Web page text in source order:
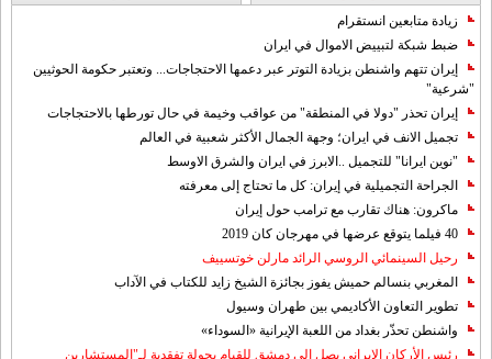
زيادة متابعين انستقرام
ضبط شبكة لتبييض الاموال في ايران
إيران تتهم واشنطن بزيادة التوتر عبر دعمها الاحتجاجات... وتعتبر حكومة الحوثيين
"شرعية"
إيران تحذر "دولا في المنطقة" من عواقب وخيمة في حال تورطها بالاحتجاجات
تجميل الانف في ايران؛ وجهة الجمال الأكثر شعبية في العالم
"نوين ايرانا" للتجميل ..الابرز في ايران والشرق الاوسط
الجراحة التجميلية في إيران: كل ما تحتاج إلى معرفته
ماكرون: هناك تقارب مع ترامب حول إيران
40 فيلما يتوقع عرضها في مهرجان كان 2019
رحيل السينمائي الروسي الرائد مارلن خوتسييف
المغربي بنسالم حميش يفوز بجائزة الشيخ زايد للكتاب في الآداب
تطوير التعاون الأكاديمي بين طهران وسيول
واشنطن تحذّر بغداد من اللعبة الإيرانية «السوداء»
رئيس الأركان الإيراني يصل إلى دمشق للقيام بجولة تفقدية لـ"المستشارين